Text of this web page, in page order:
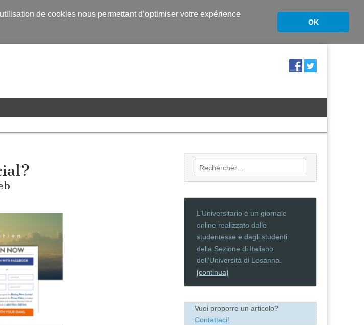
de cookies nous permettant d’optimiser votre expérience
OK
Rechercher :
L’Universitario è un giornale
online realizzato dalle
studentesse e dagli studenti
della Sezione di Italiano
dell’Università di Losanna.
[continua]
Vuoi proporre un articolo?
Contattaci!